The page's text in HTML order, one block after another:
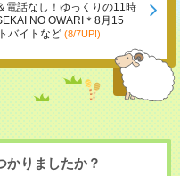
電話なし！ゆっくりの11時
NO OWARI＊8月15
バイトなど (8/7UP!)
かりましたか？